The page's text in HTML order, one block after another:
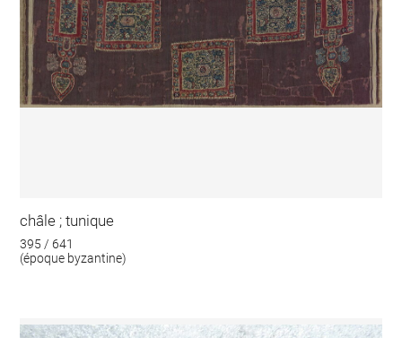
châle ; tunique
395 / 641
(époque byzantine)